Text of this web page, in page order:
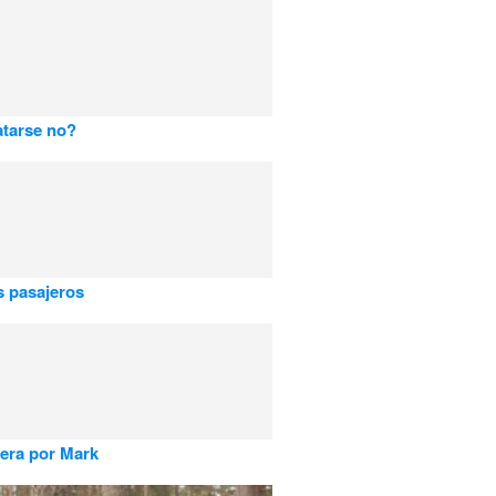
no?
pasajeros
por Mark